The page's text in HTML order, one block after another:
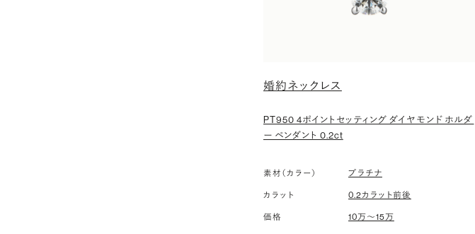
婚約ネックレス
PT950 4ポイントセッティング ダイヤモンド ホルダ
ー ペンダント 0.2ct
素材（カラー） プラチナ
カラット 0.2カラット前後
価格 10万〜15万